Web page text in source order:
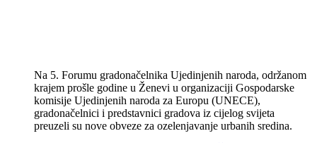
Na 5. Forumu gradonačelnika Ujedinjenih naroda, održanom
krajem prošle godine u Ženevi u organizaciji Gospodarske
komisije Ujedinjenih naroda za Europu (UNECE),
gradonačelnici i predstavnici gradova iz cijelog svijeta
preuzeli su nove obveze za ozelenjavanje urbanih sredina.